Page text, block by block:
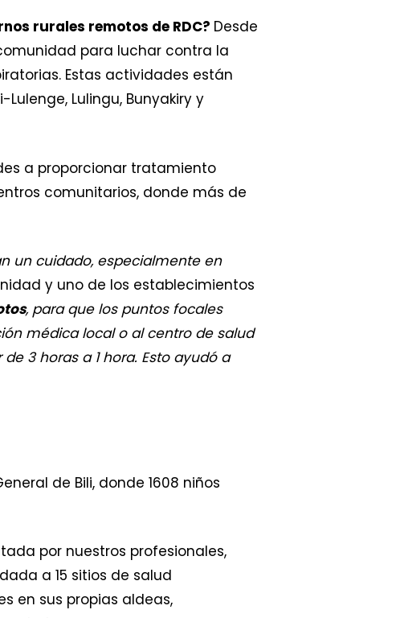
rurales remotos de RDC? Desde
para luchar contra la
Estas actividades están
Lulingu, Bunyakiry y
a proporcionar tratamiento
comunitarios, donde más de
un cuidado, especialmente en
y uno de los establecimientos
, para que los puntos focales
médica local o al centro de salud
3 horas a 1 hora. Esto ayudó a
de Bili, donde 1608 niños
por nuestros profesionales,
a 15 sitios de salud
en sus propias aldeas,